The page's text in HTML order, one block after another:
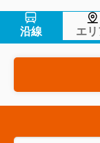
沿線 エ